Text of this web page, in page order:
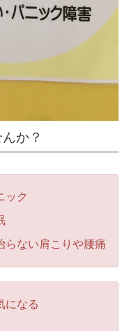
か？
ック
らない肩こりや腰痛
になる